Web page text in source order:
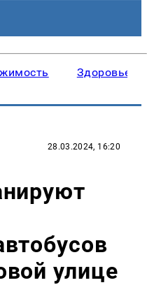
Здоровье
28.03.2024, 16:20
улице